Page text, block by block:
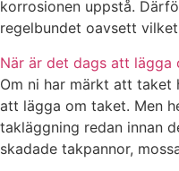
korrosionen uppstå.
regelbundet oavsett
När är det dags att lägga
Om ni har märkt att taket
att lägga om taket. Men
takläggning redan innan
skadade takpannor,